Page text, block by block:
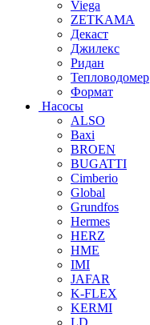
Viega
ZETKAMA
Декаст
Джилекс
Ридан
Тепловодомер
Формат
Насосы
ALSO
Baxi
BROEN
BUGATTI
Cimberio
Global
Grundfos
Hermes
HERZ
HME
IMI
JAFAR
K-FLEX
KERMI
LD